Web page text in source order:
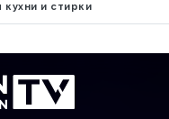
и стирки